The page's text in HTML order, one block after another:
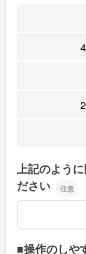
上記のよう
ださい
上記のよう
■操作のしや